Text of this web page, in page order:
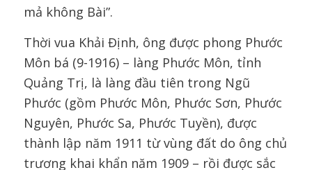
mả không Bài”.
Thời vua Khải Định, ông được phong Phước
Môn bá (9-1916) – làng Phước Môn, tỉnh
Quảng Trị, là làng đầu tiên trong Ngũ
Phước (gồm Phước Môn, Phước Sơn, Phước
Nguyên, Phước Sa, Phước Tuyền), được
thành lập năm 1911 từ vùng đất do ông chủ
trương khai khẩn năm 1909 – rồi được sắc